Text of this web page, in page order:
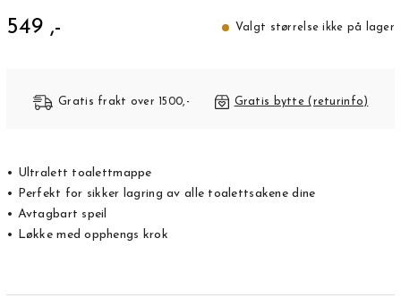
549 ,- Valgt størrelse ikke på lager
Gratis frakt over 1500,- Gratis bytte (returinfo)
• Ultralett toalettmappe
• Perfekt for sikker lagring av alle toalettsakene dine
• Avtagbart speil
• Løkke med opphengs krok